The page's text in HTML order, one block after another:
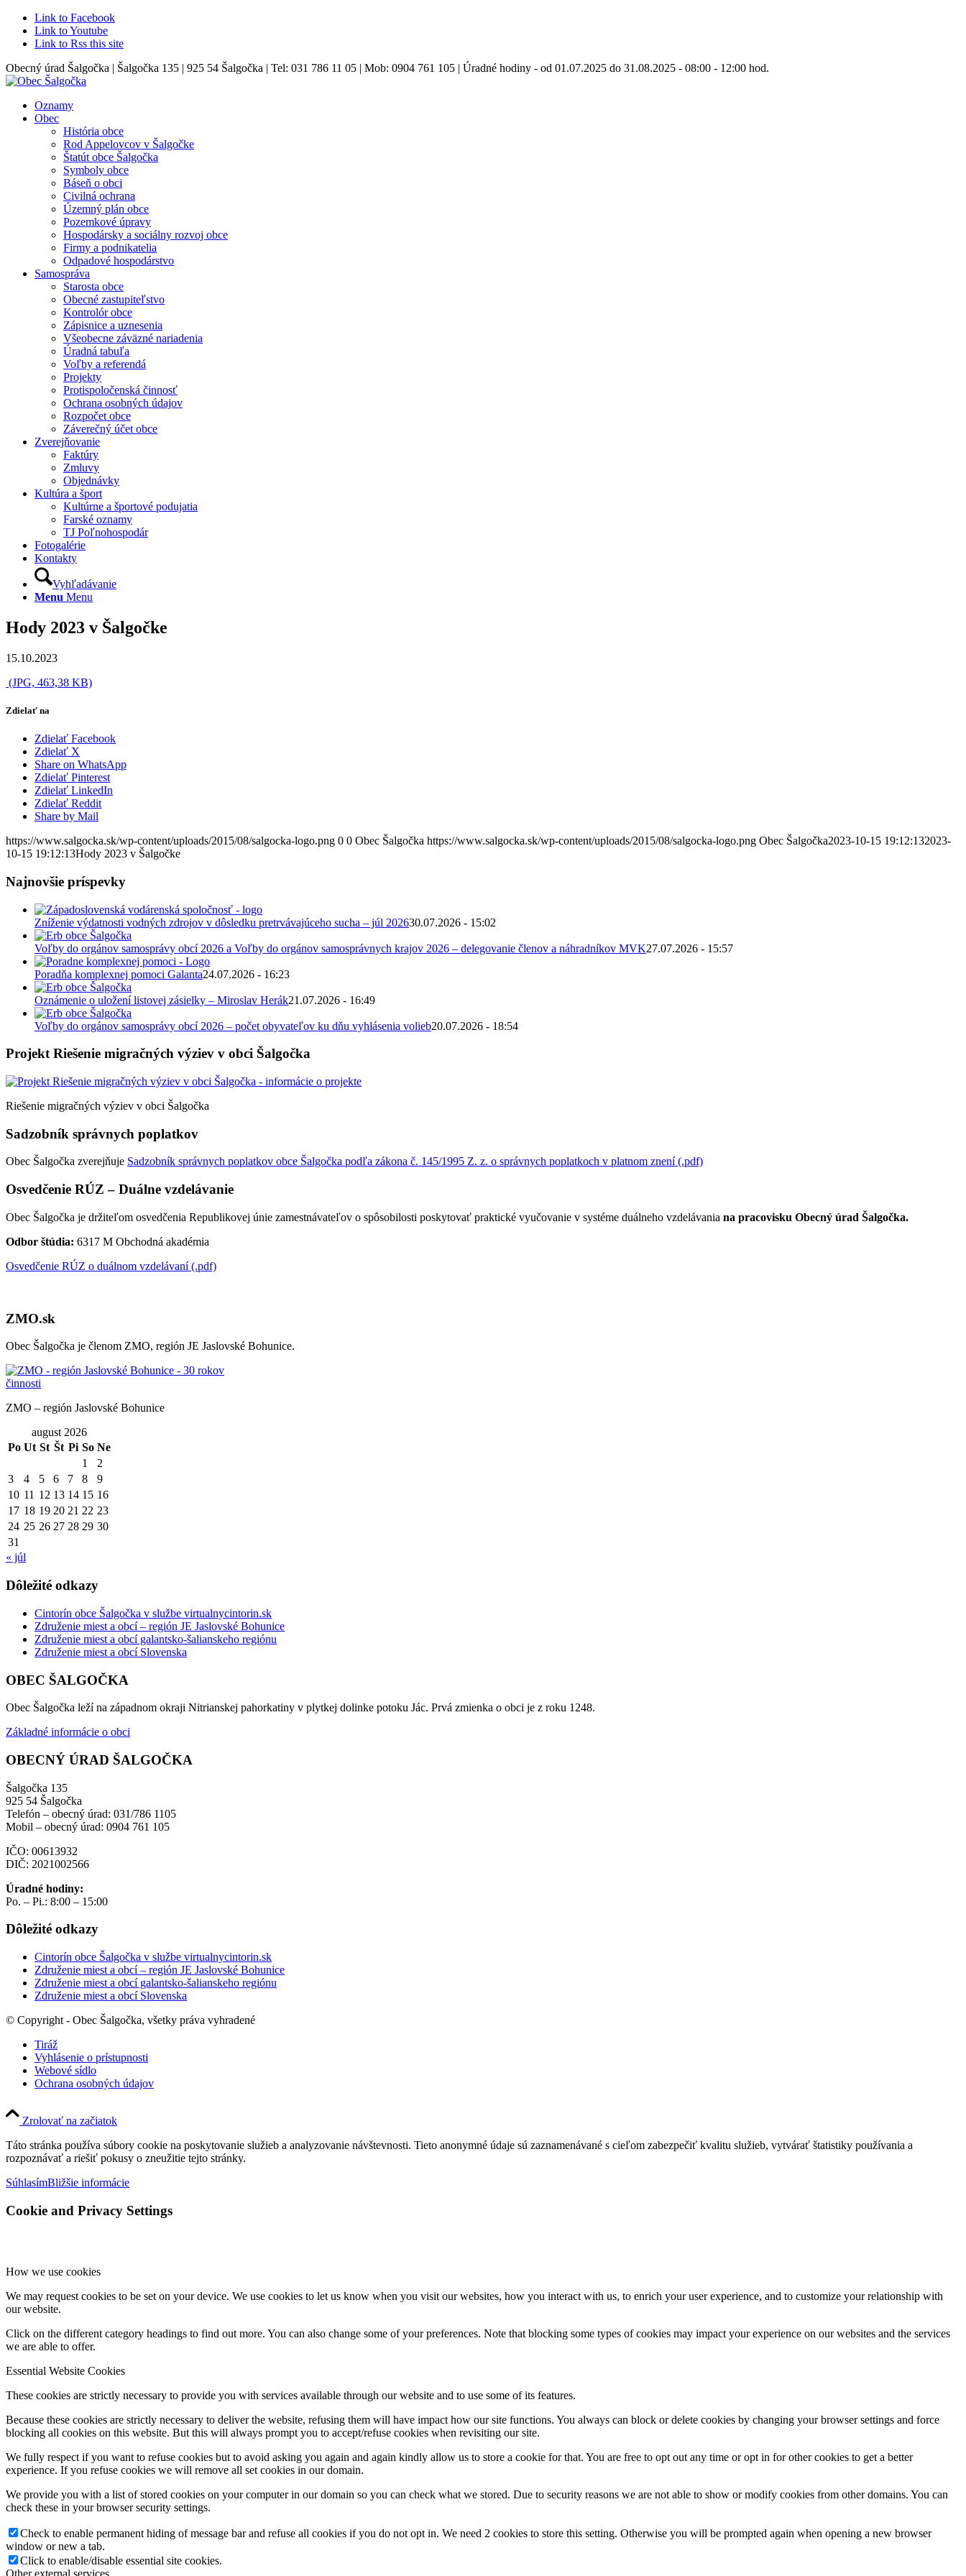
Link to Facebook
Link to Youtube
Link to Rss this site
Obecný úrad Šalgočka | Šalgočka 135 | 925 54 Šalgočka | Tel: 031 786 11 05 | Mob: 0904 761 105 | Úradné hodiny - od 01.07.2025 do 31.08.2025 - 08:00 - 12:00 hod.
Oznamy
Obec
História obce
Rod Appelovcov v Šalgočke
Štatút obce Šalgočka
Symboly obce
Báseň o obci
Civilná ochrana
Územný plán obce
Pozemkové úpravy
Hospodársky a sociálny rozvoj obce
Firmy a podnikatelia
Odpadové hospodárstvo
Samospráva
Starosta obce
Obecné zastupiteľstvo
Kontrolór obce
Zápisnice a uznesenia
Všeobecne záväzné nariadenia
Úradná tabuľa
Voľby a referendá
Projekty
Protispoločenská činnosť
Ochrana osobných údajov
Rozpočet obce
Záverečný účet obce
Zverejňovanie
Faktúry
Zmluvy
Objednávky
Kultúra a šport
Kultúrne a športové podujatia
Farské oznamy
TJ Poľnohospodár
Fotogalérie
Kontakty
Vyhľadávanie
Menu Menu
Hody 2023 v Šalgočke
15.10.2023
(JPG, 463,38 KB)
Zdielať na
Zdielať Facebook
Zdielať X
Share on WhatsApp
Zdielať Pinterest
Zdielať LinkedIn
Zdielať Reddit
Share by Mail
https://www.salgocka.sk/wp-content/uploads/2015/08/salgocka-logo.png 0 0 Obec Šalgočka https://www.salgocka.sk/wp-content/uploads/2015/08/salgocka-logo.png Obec Šalgočka2023-10-15 19:12:132023-
10-15 19:12:13Hody 2023 v Šalgočke
Najnovšie príspevky
Zníženie výdatnosti vodných zdrojov v dôsledku pretrvávajúceho sucha – júl 202630.07.2026 - 15:02
Voľby do orgánov samosprávy obcí 2026 a Voľby do orgánov samosprávnych krajov 2026 – delegovanie členov a náhradníkov MVK27.07.2026 - 15:57
Poradňa komplexnej pomoci Galanta24.07.2026 - 16:23
Oznámenie o uložení listovej zásielky – Miroslav Herák21.07.2026 - 16:49
Voľby do orgánov samosprávy obcí 2026 – počet obyvateľov ku dňu vyhlásenia volieb20.07.2026 - 18:54
Projekt Riešenie migračných výziev v obci Šalgočka
Riešenie migračných výziev v obci Šalgočka
Sadzobník správnych poplatkov
Obec Šalgočka zverejňuje Sadzobník správnych poplatkov obce Šalgočka podľa zákona č. 145/1995 Z. z. o správnych poplatkoch v platnom znení (.pdf)
Osvedčenie RÚZ – Duálne vzdelávanie
Obec Šalgočka je držiteľom osvedčenia Republikovej únie zamestnávateľov o spôsobilosti poskytovať praktické vyučovanie v systéme duálneho vzdelávania na pracovisku Obecný úrad Šalgočka.
Odbor štúdia: 6317 M Obchodná akadémia
Osvedčenie RÚZ o duálnom vzdelávaní (.pdf)
ZMO.sk
Obec Šalgočka je členom ZMO, región JE Jaslovské Bohunice.
ZMO – región Jaslovské Bohunice
august 2026
Po Ut St Št Pi So Ne
1
2
3
4 5 6 7 8
9
10 11 12 13 14 15 16
17 18 19 20 21 22 23
24 25 26 27 28 29 30
31
« júl
Dôležité odkazy
Cintorín obce Šalgočka v službe virtualnycintorin.sk
Združenie miest a obcí – región JE Jaslovské Bohunice
Združenie miest a obcí galantsko-šalianskeho regiónu
Združenie miest a obcí Slovenska
OBEC ŠALGOČKA
Obec Šalgočka leží na západnom okraji Nitrianskej pahorkatiny v plytkej dolinke potoku Jác. Prvá zmienka o obci je z roku 1248.
Základné informácie o obci
OBECNÝ ÚRAD ŠALGOČKA
Šalgočka 135
925 54 Šalgočka
Telefón – obecný úrad: 031/786 1105
Mobil – obecný úrad: 0904 761 105
IČO: 00613932
DIČ: 2021002566
Úradné hodiny:
Po. – Pi.: 8:00 – 15:00
Dôležité odkazy
Cintorín obce Šalgočka v službe virtualnycintorin.sk
Združenie miest a obcí – región JE Jaslovské Bohunice
Združenie miest a obcí galantsko-šalianskeho regiónu
Združenie miest a obcí Slovenska
© Copyright - Obec Šalgočka, všetky práva vyhradené
Tiráž
Vyhlásenie o prístupnosti
Webové sídlo
Ochrana osobných údajov
Zrolovať na začiatok
Táto stránka používa súbory cookie na poskytovanie služieb a analyzovanie návštevnosti. Tieto anonymné údaje sú zaznamenávané s cieľom zabezpečiť kvalitu služieb, vytvárať štatistiky používania a
rozpoznávať a riešiť pokusy o zneužitie tejto stránky.
SúhlasímBližšie informácie
Cookie and Privacy Settings
How we use cookies
We may request cookies to be set on your device. We use cookies to let us know when you visit our websites, how you interact with us, to enrich your user experience, and to customize your relationship with
our website.
Click on the different category headings to find out more. You can also change some of your preferences. Note that blocking some types of cookies may impact your experience on our websites and the services
we are able to offer.
Essential Website Cookies
These cookies are strictly necessary to provide you with services available through our website and to use some of its features.
Because these cookies are strictly necessary to deliver the website, refusing them will have impact how our site functions. You always can block or delete cookies by changing your browser settings and force
blocking all cookies on this website. But this will always prompt you to accept/refuse cookies when revisiting our site.
We fully respect if you want to refuse cookies but to avoid asking you again and again kindly allow us to store a cookie for that. You are free to opt out any time or opt in for other cookies to get a better
experience. If you refuse cookies we will remove all set cookies in our domain.
We provide you with a list of stored cookies on your computer in our domain so you can check what we stored. Due to security reasons we are not able to show or modify cookies from other domains. You can
check these in your browser security settings.
Check to enable permanent hiding of message bar and refuse all cookies if you do not opt in. We need 2 cookies to store this setting. Otherwise you will be prompted again when opening a new browser
window or new a tab.
Click to enable/disable essential site cookies.
Other external services